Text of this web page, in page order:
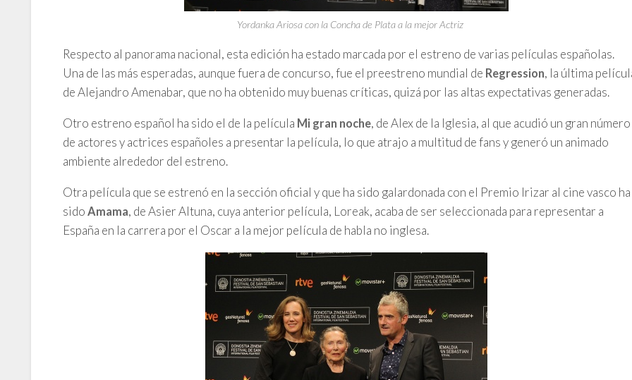
Yordanka Ariosa con la Concha de Plata a la mejor Actriz
Respecto al panorama nacional, esta edición ha estado marcada por el estreno de varias películas españolas.
Una de las más esperadas, aunque fuera de concurso, fue el preestreno mundial de Regression, la última
de Alejandro Amenabar, que no ha obtenido muy buenas críticas, quizá por las altas expectativas generadas.
Otro estreno español ha sido el de la película Mi gran noche, de Alex de la Iglesia, al que acudió un gran número
de actores y actrices españoles a presentar la película, lo que atrajo a multitud de fans y generó un animado
ambiente alrededor del estreno.
Otra película que se estrenó en la sección oficial y que ha sido galardonada con el Premio Irizar al cine vasco ha
sido Amama, de Asier Altuna, cuya anterior película, Loreak, acaba de ser seleccionada para representar a
España en la carrera por el Oscar a la mejor película de habla no inglesa.